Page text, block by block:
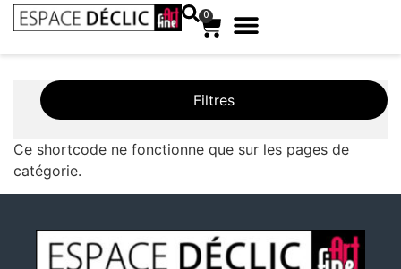
0
Filtres
Ce shortcode ne fonctionne que sur les pages de
catégorie.